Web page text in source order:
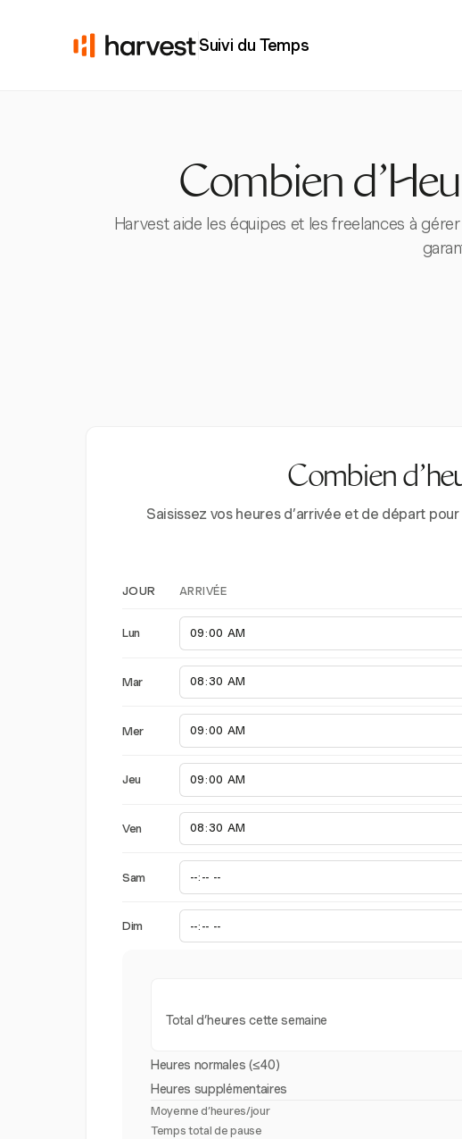
Suivi du Temps
Combien
Harvest aide les équipes et les freelances à
Combien
Saisissez vos heures d’arrivée et de départ
JOUR ARRIVÉE
Lun
Mar
Mer
Jeu
Ven
Sam
Dim
Total d’heures cette semaine
Heures normales (≤40)
Heures supplémentaires
Moyenne d’heures/jour
Temps total de pause